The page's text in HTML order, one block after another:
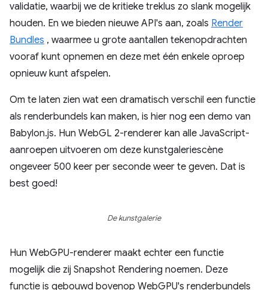
validatie, waarbij we de kritieke treklus zo slank mogelijk
houden. En we bieden nieuwe API's aan, zoals Render
Bundles , waarmee u grote aantallen tekenopdrachten
vooraf kunt opnemen en deze met één enkele oproep
opnieuw kunt afspelen.
Om te laten zien wat een dramatisch verschil een functie
als renderbundels kan maken, is hier nog een demo van
Babylon.js. Hun WebGL 2-renderer kan alle JavaScript-
aanroepen uitvoeren om deze kunstgaleriescène
ongeveer 500 keer per seconde weer te geven. Dat is
best goed!
De kunstgalerie
Hun WebGPU-renderer maakt echter een functie
mogelijk die zij Snapshot Rendering noemen. Deze
functie is gebouwd bovenop WebGPU's renderbundels